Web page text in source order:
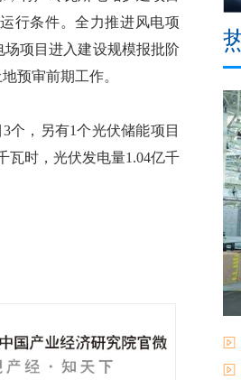
行条件。全力推进风电项
项目进入建设规模报批阶
预审前期工作。
，另有1个光伏储能项目
瓦时，光伏发电量1.04亿千